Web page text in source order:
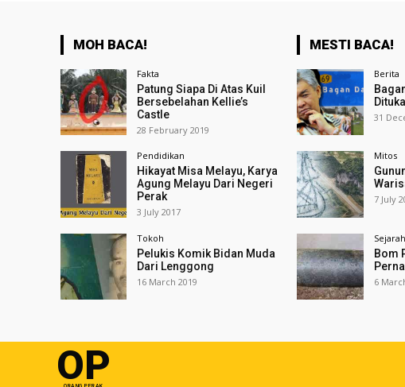
MOH BACA!
Fakta
Patung Siapa Di Atas Kuil
Bersebelahan Kellie’s
Castle
28 February 2019
Pendidikan
Hikayat Misa Melayu, Karya
Agung Melayu Dari Negeri
Perak
3 July 2017
Tokoh
Pelukis Komik Bidan Muda
Dari Lenggong
16 March 2019
MESTI BACA!
Berita
31
Mitos
7 July
Sejarah
Bom
6
OP